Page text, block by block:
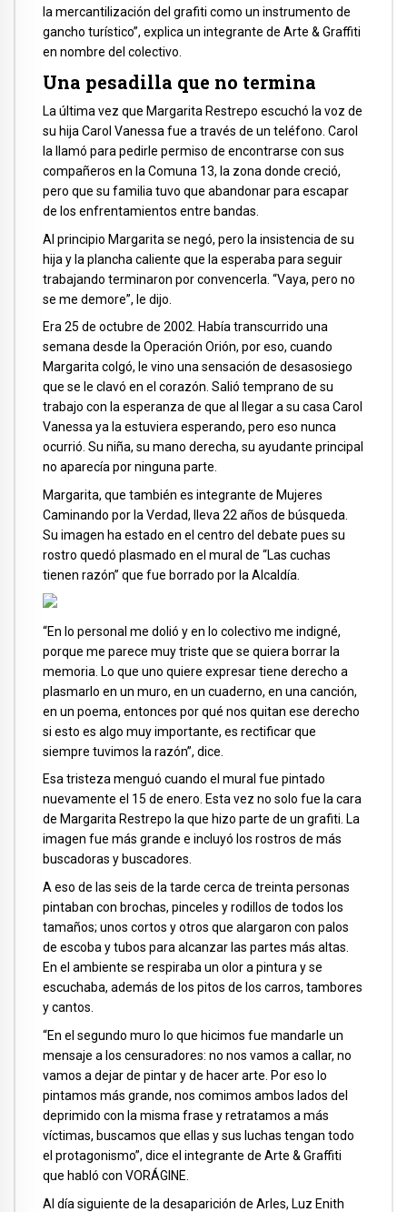
la mercantilización del grafiti como un instrumento de
gancho turístico”, explica un integrante de Arte & Graffiti
en nombre del colectivo.
Una pesadilla que no termina
La última vez que Margarita Restrepo escuchó la voz de
su hija Carol Vanessa fue a través de un teléfono. Carol
la llamó para pedirle permiso de encontrarse con sus
compañeros en la Comuna 13, la zona donde creció,
pero que su familia tuvo que abandonar para escapar
de los enfrentamientos entre bandas.
Al principio Margarita se negó, pero la insistencia de su
hija y la plancha caliente que la esperaba para seguir
trabajando terminaron por convencerla. “Vaya, pero no
se me demore”, le dijo.
Era 25 de octubre de 2002. Había transcurrido una
semana desde la Operación Orión, por eso, cuando
Margarita colgó, le vino una sensación de desasosiego
que se le clavó en el corazón. Salió temprano de su
trabajo con la esperanza de que al llegar a su casa Carol
Vanessa ya la estuviera esperando, pero eso nunca
ocurrió. Su niña, su mano derecha, su ayudante principal
no aparecía por ninguna parte.
Margarita, que también es integrante de Mujeres
Caminando por la Verdad, lleva 22 años de búsqueda.
Su imagen ha estado en el centro del debate pues su
rostro quedó plasmado en el mural de “Las cuchas
tienen razón” que fue borrado por la Alcaldía.
“En lo personal me dolió y en lo colectivo me indigné,
porque me parece muy triste que se quiera borrar la
memoria. Lo que uno quiere expresar tiene derecho a
plasmarlo en un muro, en un cuaderno, en una canción,
en un poema, entonces por qué nos quitan ese derecho
si esto es algo muy importante, es rectificar que
siempre tuvimos la razón”, dice.
Esa tristeza menguó cuando el mural fue pintado
nuevamente el 15 de enero. Esta vez no solo fue la cara
de Margarita Restrepo la que hizo parte de un grafiti. La
imagen fue más grande e incluyó los rostros de más
buscadoras y buscadores.
A eso de las seis de la tarde cerca de treinta personas
pintaban con brochas, pinceles y rodillos de todos los
tamaños; unos cortos y otros que alargaron con palos
de escoba y tubos para alcanzar las partes más altas.
En el ambiente se respiraba un olor a pintura y se
escuchaba, además de los pitos de los carros, tambores
y cantos.
“En el segundo muro lo que hicimos fue mandarle un
mensaje a los censuradores: no nos vamos a callar, no
vamos a dejar de pintar y de hacer arte. Por eso lo
pintamos más grande, nos comimos ambos lados del
deprimido con la misma frase y retratamos a más
víctimas, buscamos que ellas y sus luchas tengan todo
el protagonismo”, dice el integrante de Arte & Graffiti
que habló con VORÁGINE.
Al día siguiente de la desaparición de Arles, Luz Enith